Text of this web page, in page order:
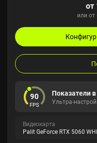
от
или
90
FPS
Показатели в
Ультра-
Видеокарта
Palit GeForce RTX 5060